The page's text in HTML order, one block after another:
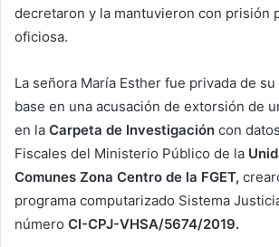
decretaron y la mantuvieron con prisión
oficiosa.
La señora María Esther fue privada de
base en una acusación de extorsión de
en la Carpeta de Investigación con
Fiscales del Ministerio Público de la
Comunes Zona Centro de la FGET,
programa computarizado Sistema
número CI-CPJ-VHSA/5674/2019.